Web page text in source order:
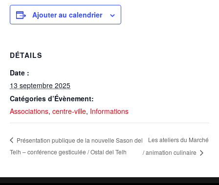
Ajouter au calendrier
DÉTAILS
Date :
13 septembre 2025
Catégories d’Évènement:
Associations, centre-ville, Informations
Présentation publique de la nouvelle Sason del
Telh – conférence gesticulée / Ostal del Telh
Les ateliers du Marché
/ animation culinaire